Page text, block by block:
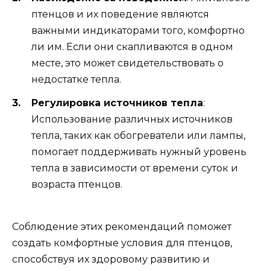
птенцов и их поведение являются
важными индикаторами того, комфортно
ли им. Если они скапливаются в одном
месте, это может свидетельствовать о
недостатке тепла.
Регулировка источников тепла:
Использование различных источников
тепла, таких как обогреватели или лампы,
помогает поддерживать нужный уровень
тепла в зависимости от времени суток и
возраста птенцов.
Соблюдение этих рекомендаций поможет
создать комфортные условия для птенцов,
способствуя их здоровому развитию и